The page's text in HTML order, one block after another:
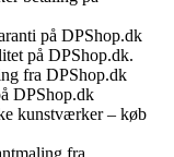
på DPShop.dk
på DPShop.dk.
fra DPShop.dk
DPShop.dk
kunstværker – køb
fra